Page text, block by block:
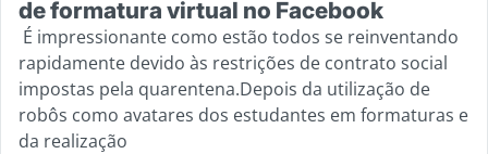
de formatura virtual no Facebook
É impressionante como estão todos se reinventando
rapidamente devido às restrições de contrato social
impostas pela quarentena.Depois da utilização de
robôs como avatares dos estudantes em formaturas e
da realização